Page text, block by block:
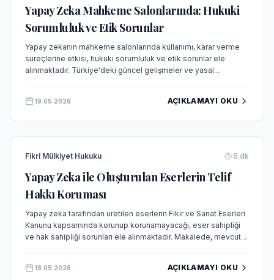
Yapay Zeka Mahkeme Salonlarında: Hukuki
Sorumluluk ve Etik Sorunlar
Yapay zekanın mahkeme salonlarında kullanımı, karar verme
süreçlerine etkisi, hukuki sorumluluk ve etik sorunlar ele
alınmaktadır. Türkiye'deki güncel gelişmeler ve yasal
19.05.2026 AÇIKLAMAYI OKU
Fikri Mülkiyet Hukuku 6 dk
Yapay Zeka ile Oluşturulan Eserlerin Telif
Hakkı Koruması
Yapay zeka tarafından üretilen eserlerin Fikir ve Sanat Eserleri
Kanunu kapsamında korunup korunamayacağı, eser sahipliği
ve hak sahipliği sorunları ele alınmaktadır. Makalede, mevcut
18.05.2026 AÇIKLAMAYI OKU